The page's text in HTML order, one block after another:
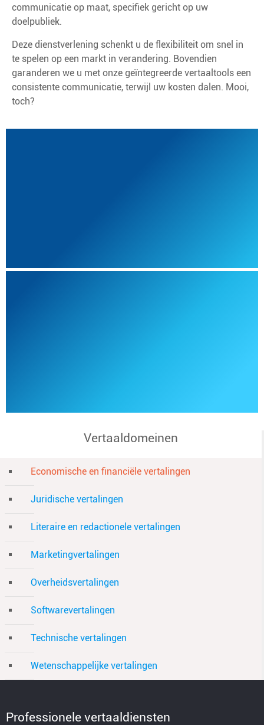
Vertaaldomeinen
Economische en financiële vertalingen
Juridische vertalingen
Literaire en redactionele vertalingen
Marketingvertalingen
Overheidsvertalingen
Softwarevertalingen
Technische vertalingen
Wetenschappelijke vertalingen
communicatie op maat, specifiek gericht op uw
doelpubliek.
Deze dienstverlening schenkt u de flexibiliteit om snel in
te spelen op een markt in verandering. Bovendien
garanderen we u met onze geïntegreerde vertaaltools een
consistente communicatie, terwijl uw kosten dalen. Mooi,
toch?
Professionele vertaaldiensten